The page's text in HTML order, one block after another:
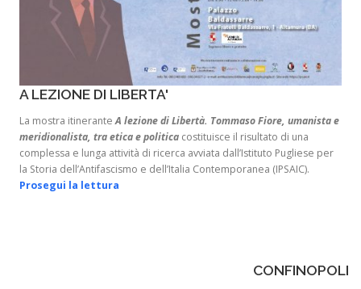
A LEZIONE DI LIBERTA'
La mostra itineranteA lezione di Libertà. Tommaso Fiore, umanista e
meridionalista, tra etica e politica costituisce il risultato di una
complessa e lunga attività di ricerca avviata dall’Istituto Pugliese per
la Storia dell’Antifascismo e dell’Italia Contemporanea (IPSAIC).
Prosegui la lettura
CONFINOPOLI